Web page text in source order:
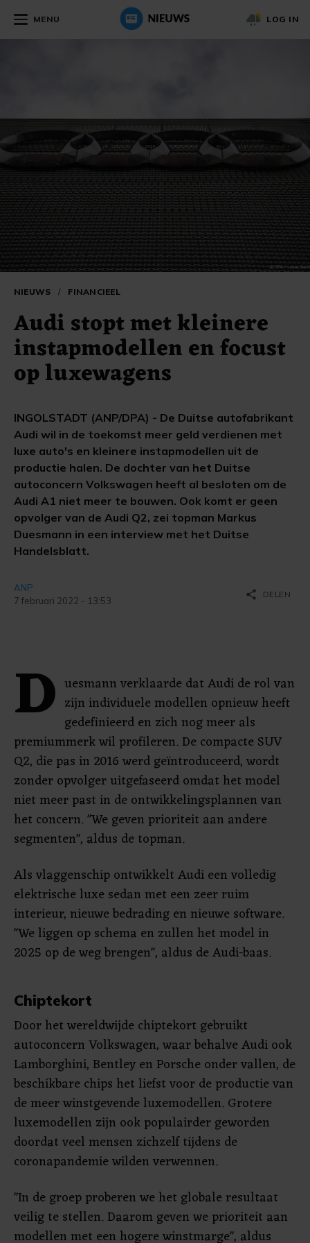
MENU LOG IN
NIEUWS / FINANCIEEL
Audi stopt met kleinere
instapmodellen en focust
op luxewagens
INGOLSTADT (ANP/DPA) - De Duitse autofabrikant
Audi wil in de toekomst meer geld verdienen met
luxe auto's en kleinere instapmodellen uit de
productie halen. De dochter van het Duitse
autoconcern Volkswagen heeft al besloten om de
Audi A1 niet meer te bouwen. Ook komt er geen
opvolger van de Audi Q2, zei topman Markus
Duesmann in een interview met het Duitse
Handelsblatt.
ANP
7 februari 2022 - 13:53
share DELEN
D uesmann verklaarde dat Audi de rol van
zijn individuele modellen opnieuw heeft
gedefinieerd en zich nog meer als
premiummerk wil profileren. De compacte SUV
Q2, die pas in 2016 werd geïntroduceerd, wordt
zonder opvolger uitgefaseerd omdat het model
niet meer past in de ontwikkelingsplannen van
het concern. "We geven prioriteit aan andere
segmenten", aldus de topman.
Als vlaggenschip ontwikkelt Audi een volledig
elektrische luxe sedan met een zeer ruim
interieur, nieuwe bedrading en nieuwe software.
"We liggen op schema en zullen het model in
2025 op de weg brengen", aldus de Audi-baas.
Chiptekort
Door het wereldwijde chiptekort gebruikt
autoconcern Volkswagen, waar behalve Audi ook
Lamborghini, Bentley en Porsche onder vallen, de
beschikbare chips het liefst voor de productie van
de meer winstgevende luxemodellen. Grotere
luxemodellen zijn ook populairder geworden
doordat veel mensen zichzelf tijdens de
coronapandemie wilden verwennen.
"In de groep proberen we het globale resultaat
veilig te stellen. Daarom geven we prioriteit aan
modellen met een hogere winstmarge", aldus